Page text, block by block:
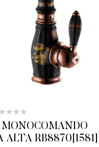
ALTA RB8870[1581]